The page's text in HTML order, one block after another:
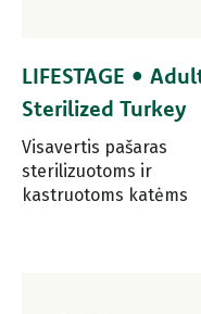
LIFESTAGE •
Sterilized Turkey
Visavertis pašaras
sterilizuotoms ir
kastruotoms katėms